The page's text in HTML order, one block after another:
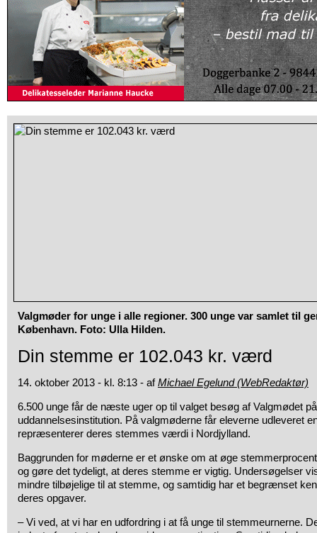
Valgmøder for unge i alle regioner. 300 unge var samlet til
København. Foto: Ulla Hilden.
Din stemme er 102.043 kr. værd
14. oktober 2013 - kl. 8:13 - afMichael Egelund (WebRedaktør)
6.500 unge får de næste uger op til valget besøg af Valgmødet
uddannelsesinstitution. På valgmøderne får eleverne udleveret
repræsenterer deres stemmes værdi i Nordjylland.
Baggrunden for møderne er et ønske om at øge
og gøre det tydeligt, at deres stemme er vigtig. Undersøgelser
mindre tilbøjelige til at stemme, og samtidig har et begrænset
deres opgaver.
– Vi ved, at vi har en udfordring i at få unge til stemmeurnerne.